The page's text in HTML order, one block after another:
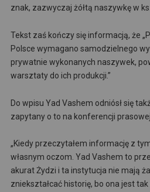
znak, zazwyczaj żółtą naszywkę w
Tekst zaś kończy się informacją, że
Polsce wymagano samodzielnego
prywatnie wykonanych naszywek,
warsztaty do ich produkcji.”
Do wpisu Yad Vashem odniósł się
zapytany o to na konferencji prasowej
„Kiedy przeczytałem informację z
własnym oczom. Yad Vashem to
akurat Żydzi i ta instytucja nie mają
zniekształcać historię, bo ona jest